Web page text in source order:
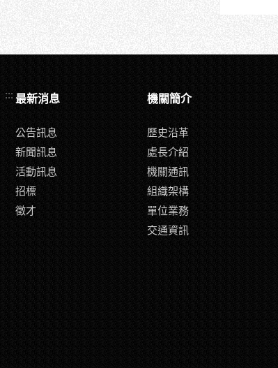
::: 最新消息
公告訊息
新聞訊息
活動訊息
招標
徵才
機關簡介
歷史沿革
處長介紹
機關通訊
組織架構
單位業務
交通資訊